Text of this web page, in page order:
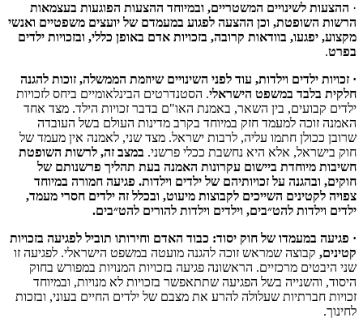
· ההצעות לשינויים המשטריים, ובמיוחד ההצעות הפוגעות בעצמאות
הרשות השופטת, וכן ההצעה לפגוע במעמדם של יועצים משפטיים ואנשי
מקצוע, יפגעו, בוודאות קרובה, בזכויות אדם באופן כללי, ובזכויות ילדים
בפרט.
· זכויות ילדים וילדות, עוד לפני השינויים שיוזמת הממשלה, זוכות להגנה
חלקית בלבד במשפט הישראלי. הסטנדרטים הבינלאומיים ביחס לזכויות
ילדים קבועים, בין השאר, באמנת האו"ם בדבר זכויות הילד. מצד אחד
האמנה זוכה למעמד חזק במיוחד בקרב מדינות העולם בשל העובדה
שרובן ככולן חתמו עליה, לרבות ישראל. מצד שני, לאמנה אין מעמד של
חוק בישראל, אלא היא נחשבת ככלי פרשני. במצב זה, לרשות השופטת
חשיבות מיוחדת ביישום עקרונות האמנה בעת תהליך פרשנותם של
חוקים, ובהגנה על זכויותיהם של ילדים וילדות. פגיעה חמורה במיוחד
צפויה לקטינים השייכים לקבוצות מיעוט, ובכלל זה ילדים חסרי מעמד,
ילדים וילדות להט״בים, וילדים וילדות להורים להט״בים.
· פגיעה במעמדו של חוק יסוד: כבוד האדם וחירותו תוביל לפגיעה בזכויות
קטינים, קבוצה שמראש זוכה להגנה מועטה במשפט הישראלי. לפגיעה זו
שני היבטים מרכזיים. הראשונה פגיעה בזכויות המנויות במפורש בחוק
היסוד, והשנייה בשל הפגיעה שתתאפשר בזכויות לא מנויות, ובמיוחד
זכויות חברתיות שעלולה להרע את מצבם של ילדים החיים בעוני, ובזכות
לחינוך.